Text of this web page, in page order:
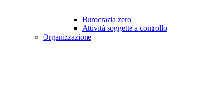
Burocrazia zero
Attività soggette a controllo
Organizzazione